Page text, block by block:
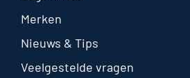
Merken
Nieuws & Tips
Veelgestelde vragen